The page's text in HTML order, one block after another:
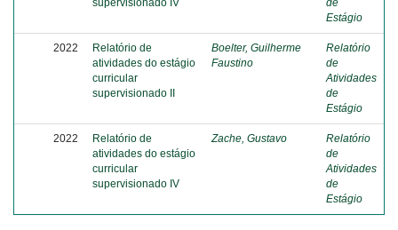
supervisionado IV
de
Estágio
2022
Relatório de
atividades do estágio
curricular
supervisionado II
Boelter, Guilherme
Faustino
Relatório
de
Atividades
de
Estágio
2022
Relatório de
atividades do estágio
curricular
supervisionado IV
Zache, Gustavo
Relatório
de
Atividades
de
Estágio